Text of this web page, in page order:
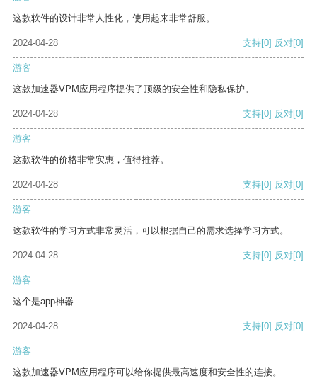
这款软件的设计非常人性化，使用起来非常舒服。
2024-04-28 支持[0] 反对[0]
游客
这款加速器VPM应用程序提供了顶级的安全性和隐私保护。
2024-04-28 支持[0] 反对[0]
游客
这款软件的价格非常实惠，值得推荐。
2024-04-28 支持[0] 反对[0]
游客
这款软件的学习方式非常灵活，可以根据自己的需求选择学习方式。
2024-04-28 支持[0] 反对[0]
游客
这个是app神器
2024-04-28 支持[0] 反对[0]
游客
这款加速器VPM应用程序可以给你提供最高速度和安全性的连接。